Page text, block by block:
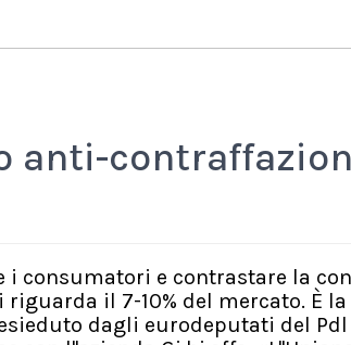
anti-
i consumatori e contrastare la
il 7-10% del mercato. È
dagli eurodeputati del Pdl